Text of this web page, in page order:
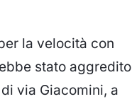
la velocità con
stato aggredito
via Giacomini, a